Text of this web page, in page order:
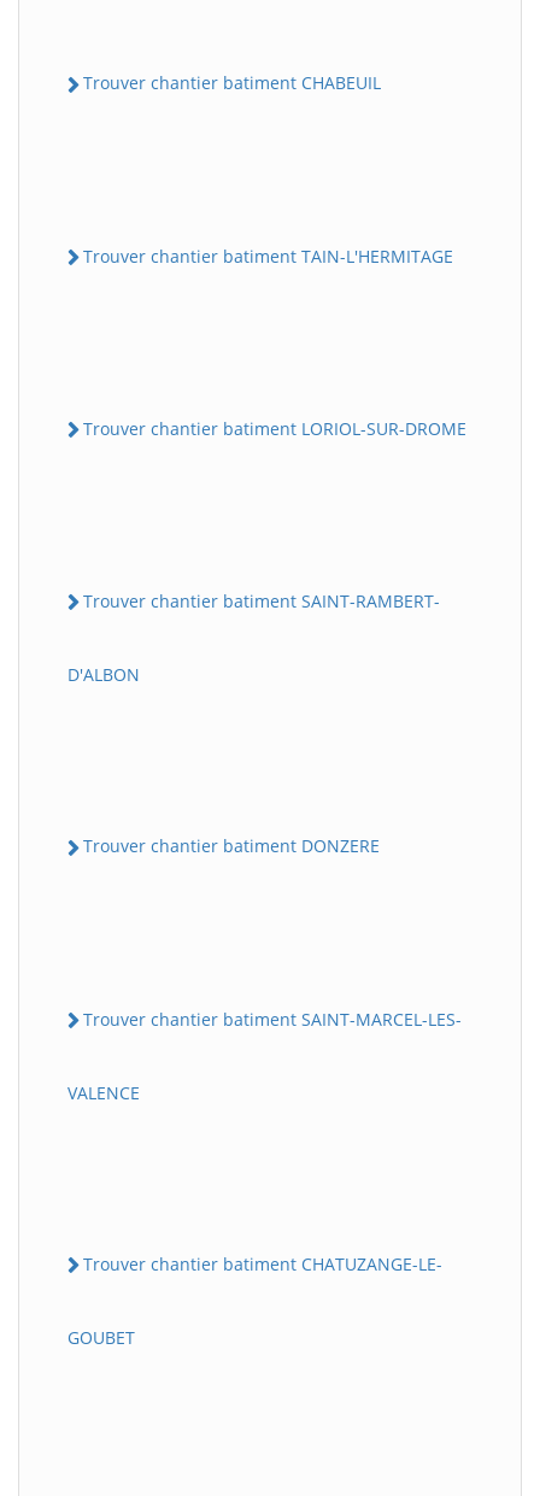
Trouver chantier batiment CHABEUIL
Trouver chantier batiment TAIN-L'HERMITAGE
Trouver chantier batiment LORIOL-SUR-DROME
Trouver chantier batiment SAINT-RAMBERT-
D'ALBON
Trouver chantier batiment DONZERE
Trouver chantier batiment SAINT-MARCEL-LES-
VALENCE
Trouver chantier batiment CHATUZANGE-LE-
GOUBET